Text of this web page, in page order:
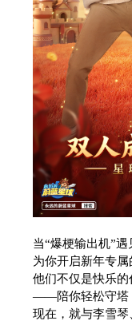
当“爆梗输出机”
为你开启新年专属
他们不仅是快乐
——陪你轻松守塔
现在，就与李雪